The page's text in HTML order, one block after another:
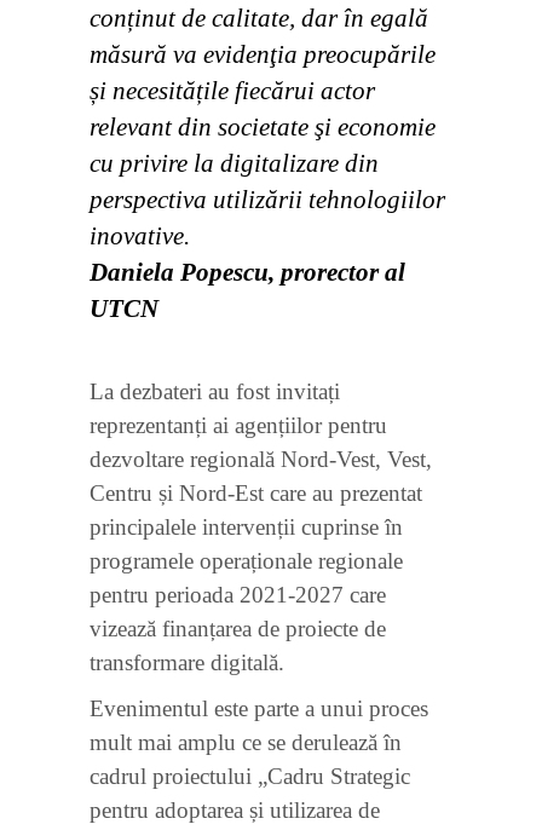
conținut de calitate, dar în egală
măsură va evidenţia preocupările
și necesitățile fiecărui actor
relevant din societate şi economie
cu privire la digitalizare din
perspectiva utilizării tehnologiilor
inovative.
Daniela Popescu, prorector al
UTCN
La dezbateri au fost invitați
reprezentanți ai agențiilor pentru
dezvoltare regională Nord-Vest, Vest,
Centru și Nord-Est care au prezentat
principalele intervenții cuprinse în
programele operaționale regionale
pentru perioada 2021-2027 care
vizează finanțarea de proiecte de
transformare digitală.
Evenimentul este parte a unui proces
mult mai amplu ce se derulează în
cadrul proiectului „Cadru Strategic
pentru adoptarea și utilizarea de